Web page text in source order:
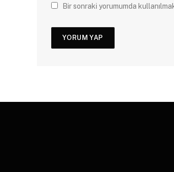
Bir sonraki yorumumda